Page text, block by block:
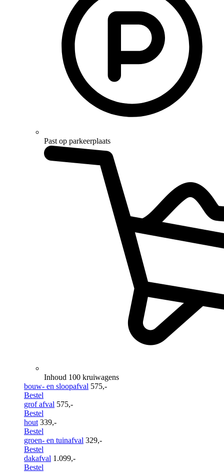
Past op parkeerplaats
Inhoud 100 kruiwagens
bouw- en sloopafval 575,-
Bestel
grof afval 575,-
Bestel
hout 339,-
Bestel
groen- en tuinafval 329,-
Bestel
dakafval 1.099,-
Bestel